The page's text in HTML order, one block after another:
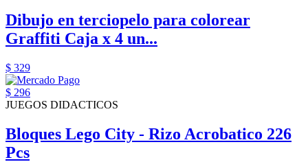
Dibujo en terciopelo para colorear
Graffiti Caja x 4 un...
$ 329
$ 296
JUEGOS DIDACTICOS
Bloques Lego City - Rizo Acrobatico 226
Pcs